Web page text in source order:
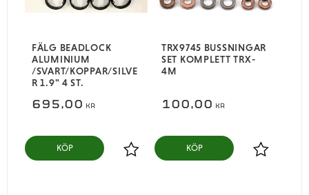
FÄLG BEADLOCK
ALUMINIUM
/SVART/KOPPAR/SILVE
R 1.9" 4 ST.
695,00 KR
Lägg till i favoriter
KÖP
TRX9745 BUSSNINGAR
SET KOMPLETT TRX-
4M
100,00 KR
Lägg till i
KÖP